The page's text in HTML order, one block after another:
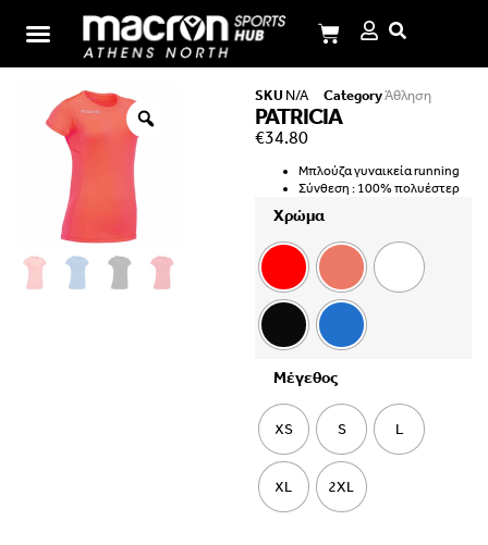
SKU N/A CategoryΆθληση
PATRICIA
€34.80
Μπλούζα γυναικεία running
Σύνθεση : 100% πολυέστερ
Χρώμα
Μέγεθος
XS S L
XL 2XL